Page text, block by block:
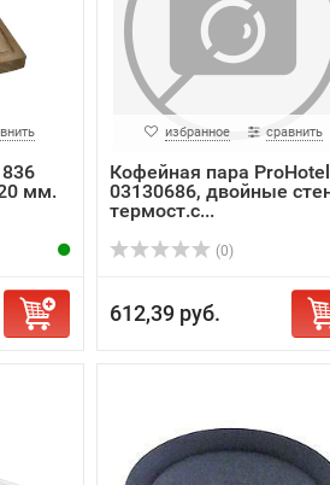
мм.
избранное сравнить
Кофейная пара ProHotel
03130686, двойные
термост.с...
(0)
612,39 руб.